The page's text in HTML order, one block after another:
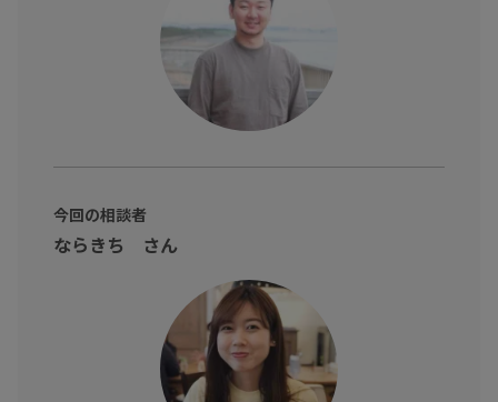
今回の相談者
ならきち さん